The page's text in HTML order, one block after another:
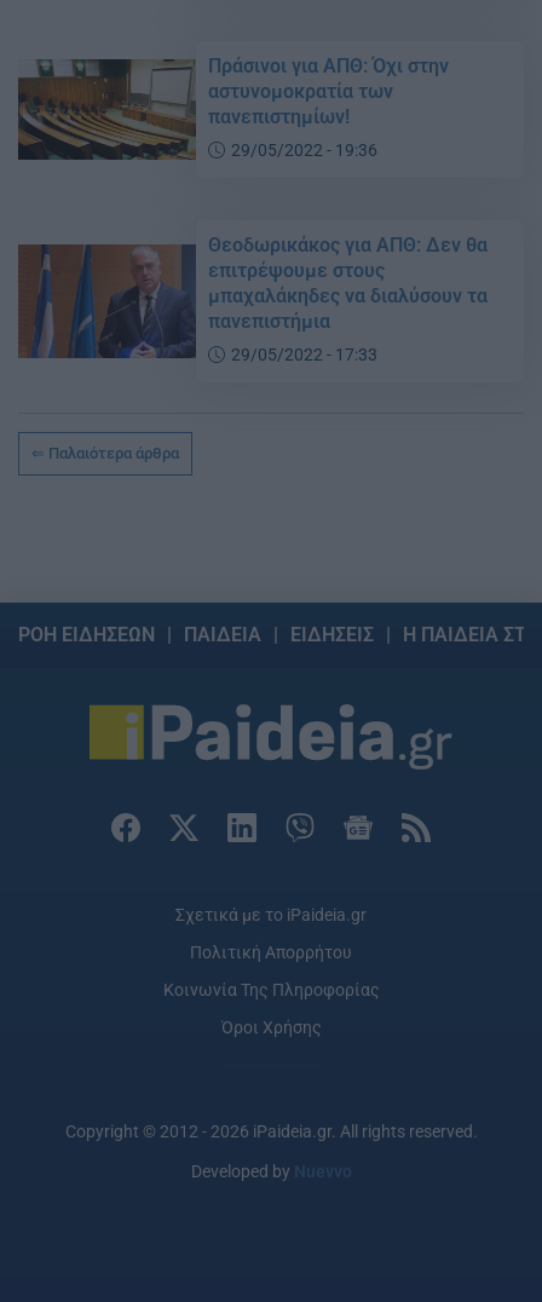
Πράσινοι για ΑΠΘ: Όχι στην
αστυνομοκρατία των
πανεπιστημίων!
29/05/2022 - 19:36
Θεοδωρικάκος για ΑΠΘ: Δεν θα
επιτρέψουμε στους
μπαχαλάκηδες να διαλύσουν τα
πανεπιστήμια
29/05/2022 - 17:33
Παλαιότερα άρθρα
ΡΟΗ ΕΙΔΗΣΕΩΝ ΠΑΙΔΕΙΑ ΕΙΔΗΣΕΙΣ Η ΠΑΙΔΕΙΑ
Σχετικά με το iPaideia.gr
Πολιτική Απορρήτου
Κοινωνία Της Πληροφορίας
Όροι Χρήσης
Copyright © 2012 - 2026 iPaideia.gr. All rights reserved.
Developed by